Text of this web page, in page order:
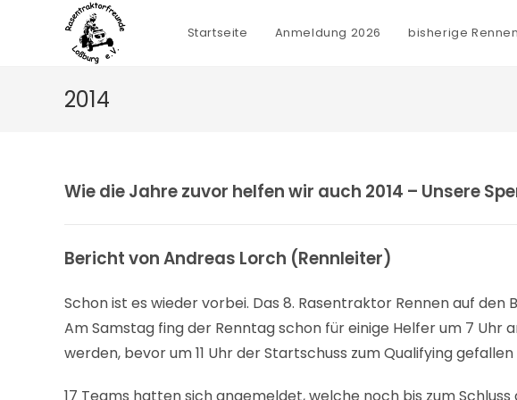
Startseite Anmeldung 2026 bisherige Rennen
2014
Wie die Jahre zuvor helfen wir auch 2014 – Unsere
Bericht von Andreas Lorch (Rennleiter)
Schon ist es wieder vorbei. Das 8. Rasentraktor Rennen auf den
Am Samstag fing der Renntag schon für einige Helfer um 7
werden, bevor um 11 Uhr der Startschuss zum Qualifying gefallen